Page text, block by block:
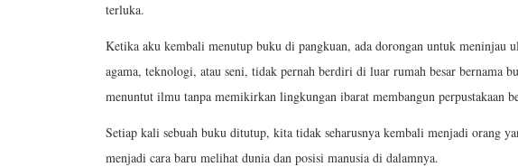
terluka.
Ketika aku kembali menutup buku di pangkuan, ada dorongan untuk meninjau
agama, teknologi, atau seni, tidak pernah berdiri di luar rumah besar bernama
menuntut ilmu tanpa memikirkan lingkungan ibarat membangun perpustakaan
Setiap kali sebuah buku ditutup, kita tidak seharusnya kembali menjadi orang
menjadi cara baru melihat dunia dan posisi manusia di dalamnya.